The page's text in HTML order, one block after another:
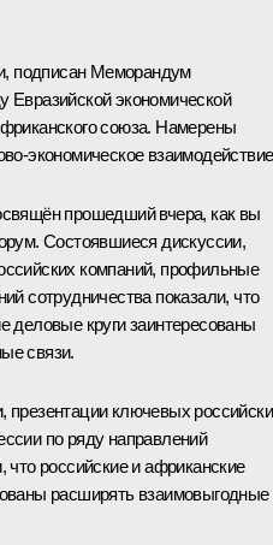
подписан Меморандум
Евразийской экономической
союза. Намерены
экономическое
прошедший вчера, как вы
Состоявшиеся дискуссии,
компаний, профильные
сотрудничества показали, что
деловые круги заинтересованы
связи.
презентации ключевых
по ряду направлений
что российские и африканские
расширять взаимовыгодные